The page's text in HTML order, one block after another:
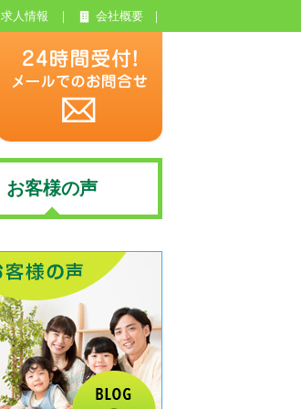
求人情報 会社概要
お客様の声